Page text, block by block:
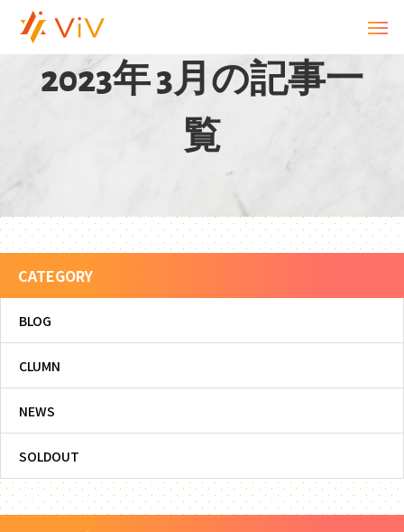
2023年3月 の記事一
覧
CATEGORY
BLOG
CLUMN
NEWS
SOLDOUT